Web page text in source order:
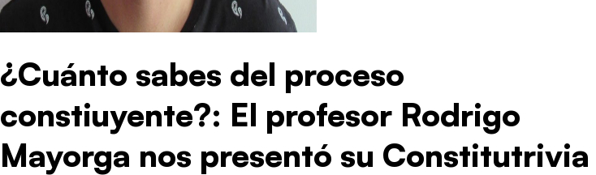
¿Cuánto sabes del proceso
constiuyente?: El profesor Rodrigo
Mayorga nos presentó su Constitutrivia